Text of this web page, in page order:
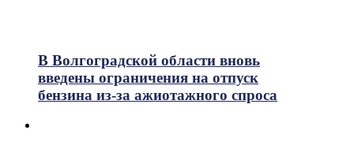
В Волгоградской области вновь
введены ограничения на отпуск
бензина из-за ажиотажного спроса